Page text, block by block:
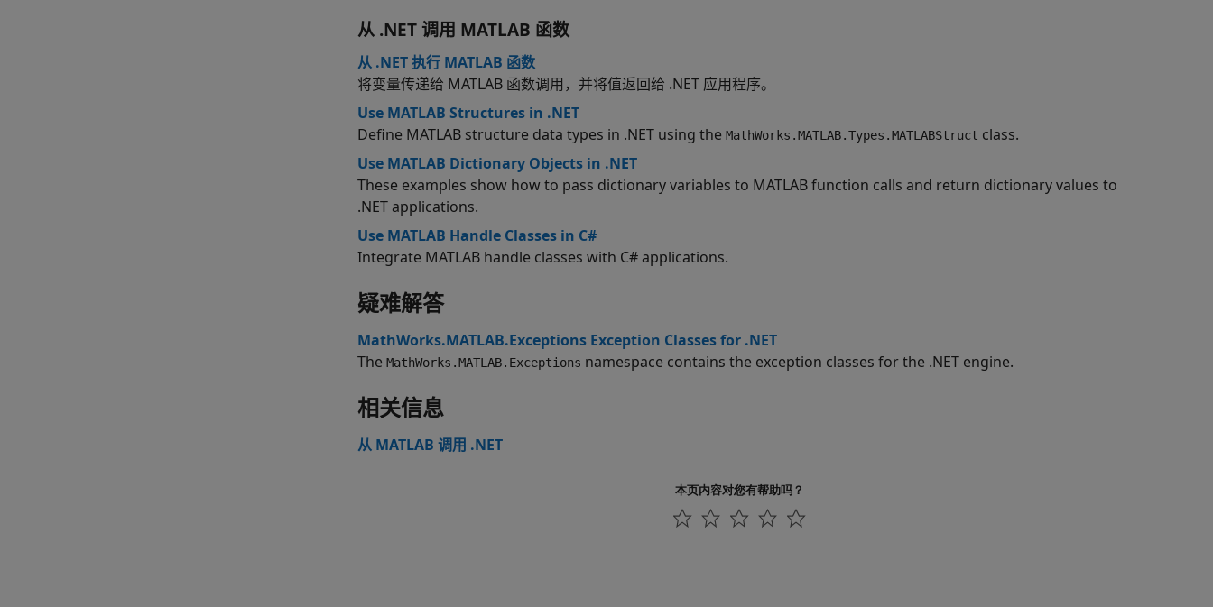
从 .NET 调用 MATLAB 函数
从 .NET 执行 MATLAB 函数
将变量传递给 MATLAB 函数调用，并将值返回给 .NET 应用程序。
Use MATLAB Structures in .NET
Define MATLAB structure data types in .NET using the MathWorks.MATLAB.Types.MATLABStruct class.
Use MATLAB Dictionary Objects in .NET
These examples show how to pass dictionary variables to MATLAB function calls and return dictionary values to
.NET applications.
Use MATLAB Handle Classes in C#
Integrate MATLAB handle classes with C# applications.
疑难解答
MathWorks.MATLAB.Exceptions Exception Classes for .NET
The MathWorks.MATLAB.Exceptions namespace contains the exception classes for the .NET engine.
相关信息
从 MATLAB 调用 .NET
本页内容对您有帮助吗？